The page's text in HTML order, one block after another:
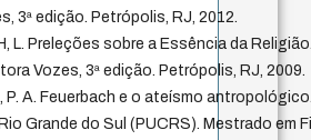
3ª edição. Petrópolis, RJ, 2012.
L. Preleções sobre a Essência da
Vozes, 3ª edição. Petrópolis, RJ, 2009.
P. A. Feuerbach e o ateísmo
Grande do Sul (PUCRS). Mestrado em